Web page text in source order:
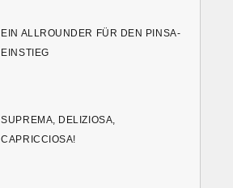
EIN ALLROUNDER FÜR DEN PINSA-
EINSTIEG
SUPREMA, DELIZIOSA,
CAPRICCIOSA!